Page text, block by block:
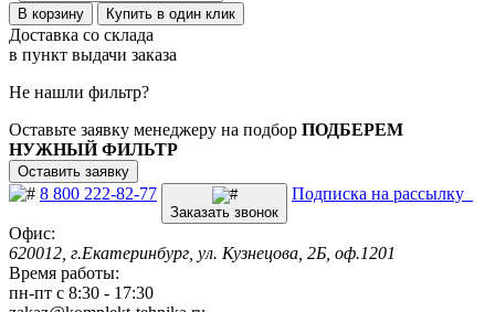
В корзину Купить в один клик
Доставка со склада
в пункт выдачи заказа
Не нашли фильтр?
Оставьте заявку менеджеру на подбор ПОДБЕРЕМ
НУЖНЫЙ ФИЛЬТР
Оставить заявку
8 800 222-82-77
Заказать звонок
Подписка на рассылку
Офис:
620012, г.Екатеринбург, ул. Кузнецова, 2Б, оф.1201
Время работы:
пн-пт с 8:30 - 17:30